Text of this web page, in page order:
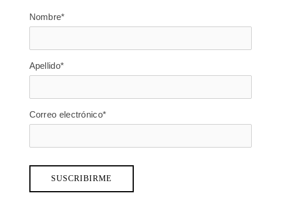
Nombre*
Apellido*
Correo electrónico*